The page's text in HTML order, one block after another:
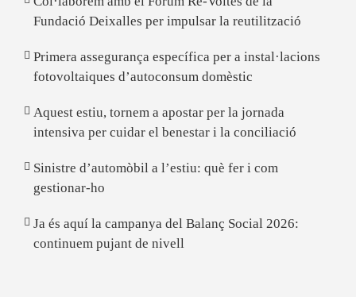
Fundació Deixalles per impulsar la reutilització
Primera assegurança específica per a instal·lacions
fotovoltaiques d’autoconsum domèstic
Aquest estiu, tornem a apostar per la jornada
intensiva per cuidar el benestar i la conciliació
Sinistre d’automòbil a l’estiu: què fer i com
gestionar-ho
Ja és aquí la campanya del Balanç Social 2026:
continuem pujant de nivell